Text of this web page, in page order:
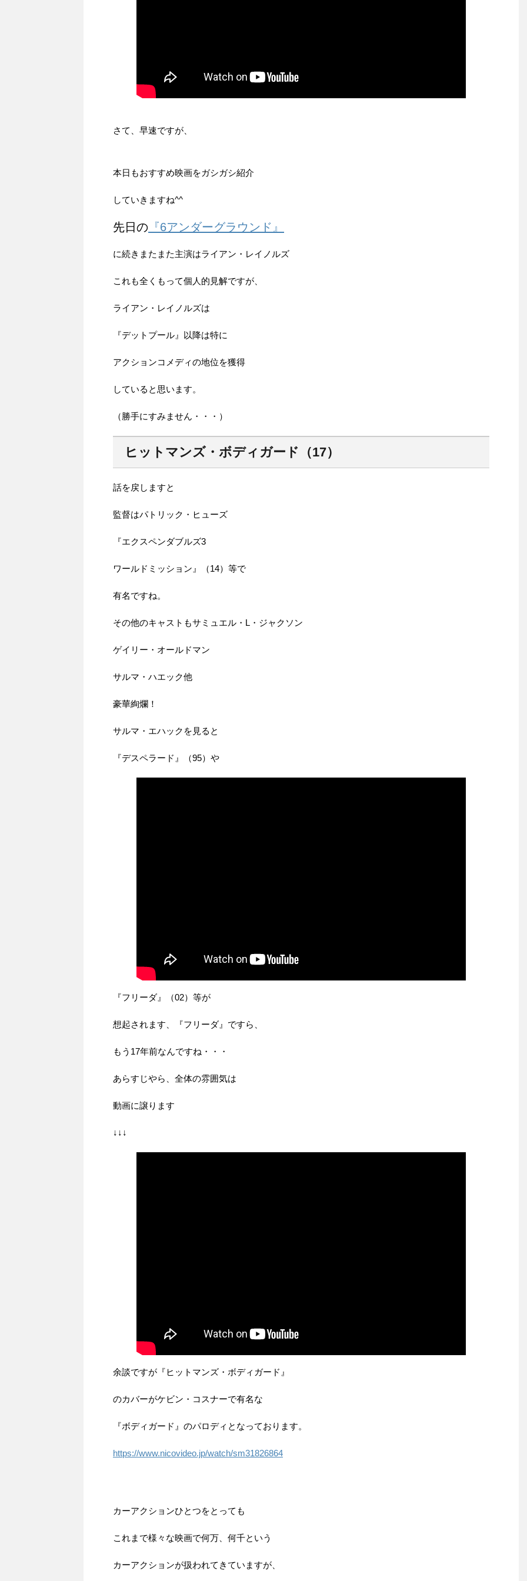
さて、早速ですが、
本日もおすすめ映画をガシガシ紹介
していきますね^^
先日の 『6アンダーグラウンド』
に続きまたまた主演はライアン・レイノルズ
これも全くもって個人的見解ですが、
ライアン・レイノルズは
『デットプール』以降は特に
アクションコメディの地位を獲得
していると思います。
（勝手にすみません・・・）
ヒットマンズ・ボディガード（17）
話を戻しますと
監督はパトリック・ヒューズ
『エクスペンダブルズ3
ワールドミッション』（14）等で
有名ですね。
その他のキャストもサミュエル・L・ジャクソン
ゲイリー・オールドマン
サルマ・ハエック他
豪華絢爛！
サルマ・エハックを見ると
『デスペラード』（95）や
『フリーダ』（02）等が
想起されます、『フリーダ』ですら、
もう17年前なんですね・・・
あらすじやら、全体の雰囲気は
動画に譲ります
↓↓↓
余談ですが『ヒットマンズ・ボディガード』
のカバーがケビン・コスナーで有名な
『ボディガード』のパロディとなっております。
https://www.nicovideo.jp/watch/sm31826864
カーアクションひとつをとっても
これまで様々な映画で何万、何千という
カーアクションが扱われてきていますが、